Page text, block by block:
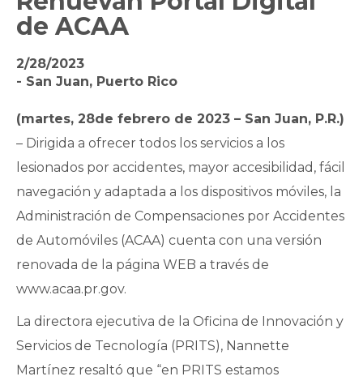
de ACAA
2/28/2023
- San Juan, Puerto Rico
(martes, 28de febrero de 2023 – San Juan, P.R.)
– Dirigida a ofrecer todos los servicios a los
lesionados por accidentes, mayor accesibilidad, fácil
navegación y adaptada a los dispositivos móviles, la
Administración de Compensaciones por Accidentes
de Automóviles (ACAA) cuenta con una versión
renovada de la página WEB a través de
www.acaa.pr.gov.
La directora ejecutiva de la Oficina de Innovación y
Servicios de Tecnología (PRITS), Nannette
Martínez resaltó que “en PRITS estamos